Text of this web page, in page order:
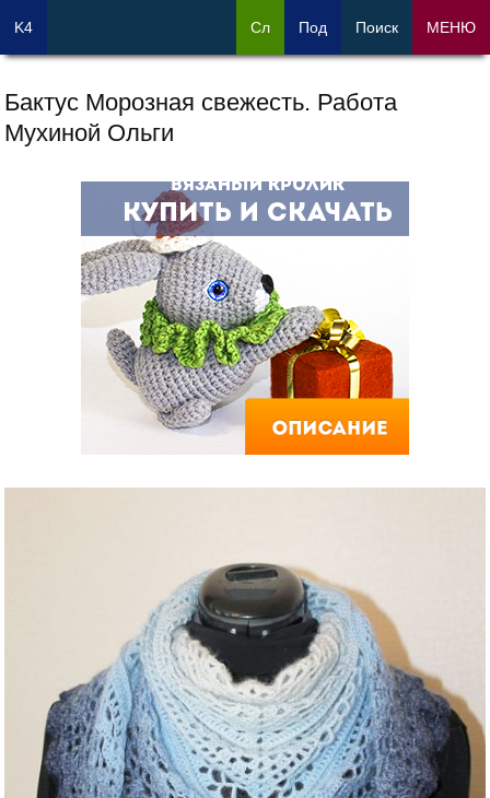
Бактус Морозная свежесть. Работа
Мухиной Ольги
K4 Сл Под Поиск МЕНЮ